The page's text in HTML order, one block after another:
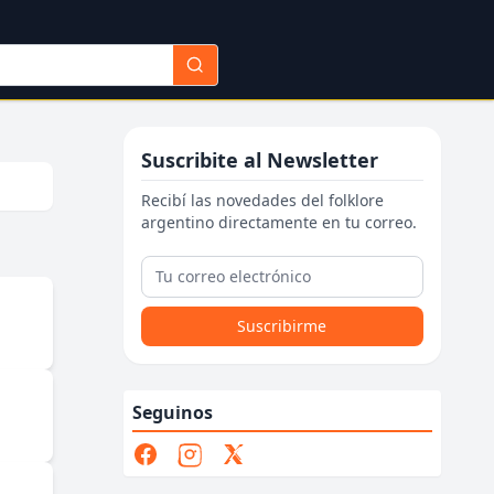
Suscribite al Newsletter
Recibí las novedades del folklore
argentino directamente en tu correo.
Suscribirme
Seguinos